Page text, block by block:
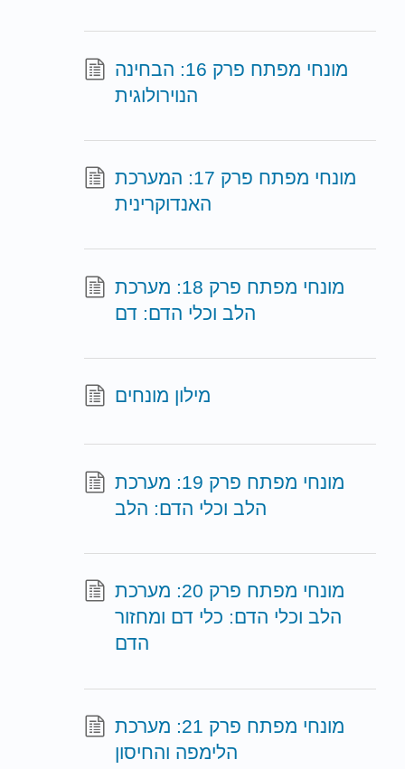
מונחי מפתח פרק 16: הבחינה
הנוירולוגית
מונחי מפתח פרק 17: המערכת
האנדוקרינית
מונחי מפתח פרק 18: מערכת
הלב וכלי הדם: דם
מילון מונחים
מונחי מפתח פרק 19: מערכת
הלב וכלי הדם: הלב
מונחי מפתח פרק 20: מערכת
הלב וכלי הדם: כלי דם ומחזור
הדם
מונחי מפתח פרק 21: מערכת
הלימפה והחיסון